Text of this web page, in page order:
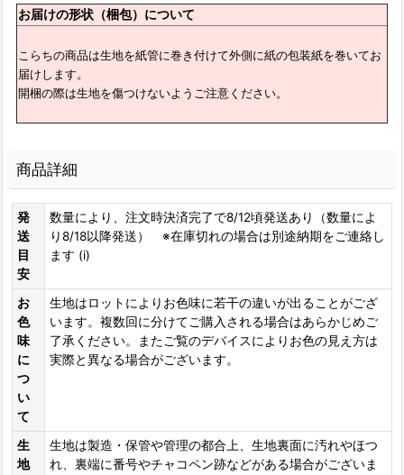
お届けの形状（梱包）について
こらちの商品は生地を紙管に巻き付けて外側に紙の包装紙を巻いてお
届けします。
開梱の際は生地を傷つけないようご注意ください。
商品詳細
発
送
目
安
数量により、注文時決済完了で8/12頃発送あり（数量によ
り8/18以降発送） ※在庫切れの場合は別途納期をご連絡し
ます (i)
お
色
味
に
つ
い
て
生地はロットによりお色味に若干の違いが出ることがござ
います。複数回に分けてご購入される場合はあらかじめご
了承ください。またご覧のデバイスによりお色の見え方は
実際と異なる場合がございます。
生
地
生地は製造・保管や管理の都合上、生地裏面に汚れやほつ
れ、裏端に番号やチャコペン跡などがある場合がございま